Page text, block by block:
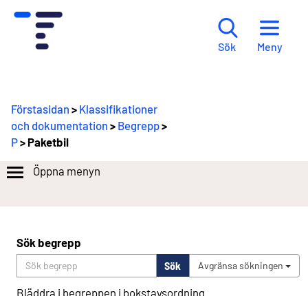
Sök Meny
Förstasidan > Klassifikationer
och dokumentation > Begrepp>
P> Paketbil
Öppna menyn
Sök begrepp
Sök Avgränsa sökningen
Bläddra i begreppen i bokstavsordning